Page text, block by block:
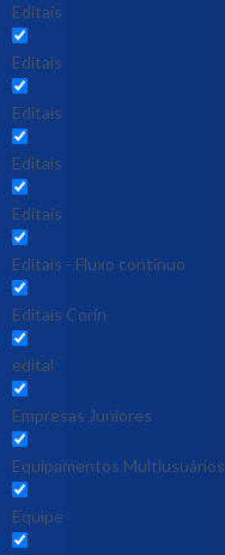
Editais
Editais
Editais
Editais
Editais
Editais - Fluxo contínuo
Editais Corin
edital
Empresas Juniores
Equipamentos Multiusuários
Equipe